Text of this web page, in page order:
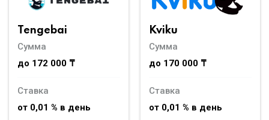
Tengebai
Сумма
до 172 000 ₸
Ставка
от 0,01 % в день
Kviku
Сумма
до 170 000 ₸
Ставка
от 0,01 % в день